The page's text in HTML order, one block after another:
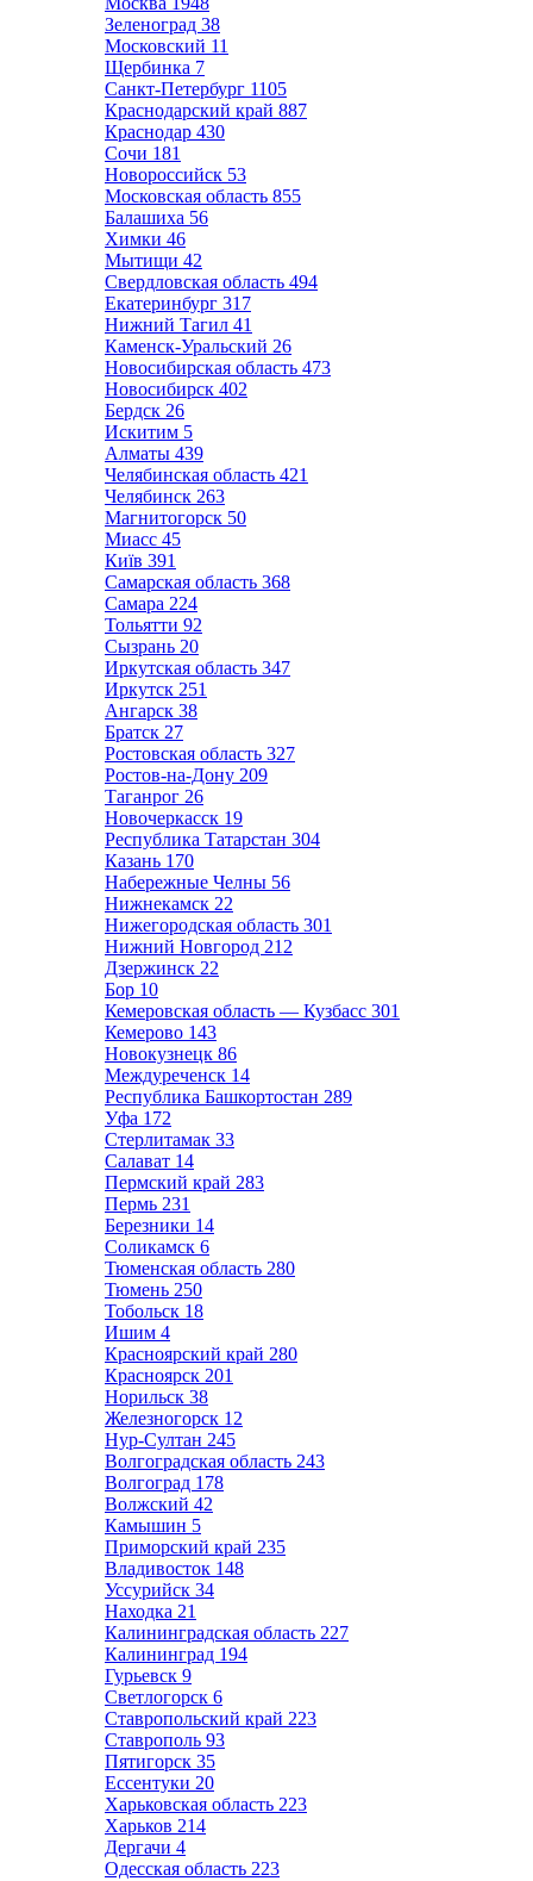
Зеленоград 38
Московский 11
Щербинка 7
Санкт-Петербург 1105
Краснодарский край 887
Краснодар 430
Сочи 181
Новороссийск 53
Московская область 855
Балашиха 56
Химки 46
Мытищи 42
Свердловская область 494
Екатеринбург 317
Нижний Тагил 41
Каменск-Уральский 26
Новосибирская область 473
Новосибирск 402
Бердск 26
Искитим 5
Алматы 439
Челябинская область 421
Челябинск 263
Магнитогорск 50
Миасс 45
Київ 391
Самарская область 368
Самара 224
Тольятти 92
Сызрань 20
Иркутская область 347
Иркутск 251
Ангарск 38
Братск 27
Ростовская область 327
Ростов-на-Дону 209
Таганрог 26
Новочеркасск 19
Республика Татарстан 304
Казань 170
Набережные Челны 56
Нижнекамск 22
Нижегородская область 301
Нижний Новгород 212
Дзержинск 22
Бор 10
Кемеровская область — Кузбасс 301
Кемерово 143
Новокузнецк 86
Междуреченск 14
Республика Башкортостан 289
Уфа 172
Стерлитамак 33
Салават 14
Пермский край 283
Пермь 231
Березники 14
Соликамск 6
Тюменская область 280
Тюмень 250
Тобольск 18
Ишим 4
Красноярский край 280
Красноярск 201
Норильск 38
Железногорск 12
Нур-Султан 245
Волгоградская область 243
Волгоград 178
Волжский 42
Камышин 5
Приморский край 235
Владивосток 148
Уссурийск 34
Находка 21
Калининградская область 227
Калининград 194
Гурьевск 9
Светлогорск 6
Ставропольский край 223
Ставрополь 93
Пятигорск 35
Ессентуки 20
Харьковская область 223
Харьков 214
Дергачи 4
Одесская область 223